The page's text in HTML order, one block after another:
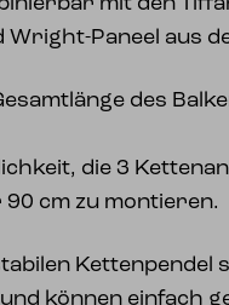
Wright-Paneel aus
des
die 3
90 cm zu montieren.
Kettenpendel
können einfach